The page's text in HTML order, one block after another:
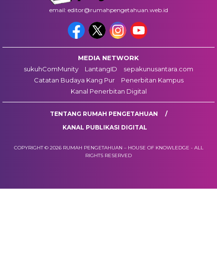
email: editor@rumahpengetahuan.web.id
MEDIA NETWORK
sukuhComMunity
LantangID
sepakunusantara.com
Catatan Budaya Kang Pur
Penerbitan Kampus
Kanal Penerbitan Digital
TENTANG RUMAH PENGETAHUAN
KANAL PUBLIKASI DIGITAL
COPYRIGHT © 2026 RUMAH PENGETAHUAN – HOUSE OF KNOWLEDGE - ALL
RIGHTS RESERVED